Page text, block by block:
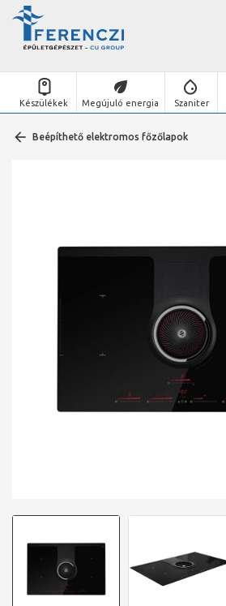
Készülékek Megújuló energia Szaniter
Beépíthető elektromos főzőlapok